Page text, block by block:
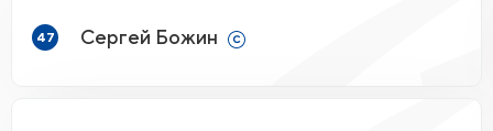
47 Сергей Божин